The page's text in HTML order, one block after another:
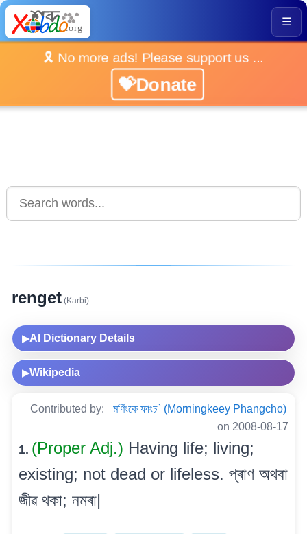
☰
🎗️ No more ads! Please support us ...
💝Donate
renget (Karbi)
▶AI Dictionary Details
▶Wikipedia
Contributed by:
মৰ্ণিংকে ফাংচ` (Morningkeey Phangcho)
on 2008-08-17
1. (Proper Adj.) Having life; living;
existing; not dead or lifeless. প্ৰাণ অথবা
জীৱ থকা; নমৰা|